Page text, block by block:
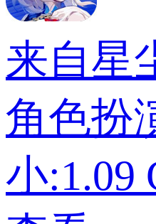
来自星
角色扮
小:1.09